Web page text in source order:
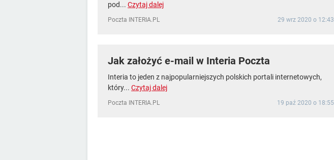
pod... Czytaj dalej
Poczta INTERIA.PL 29 wrz 2020 o 12:43
Jak założyć e-mail w Interia Poczta
Interia to jeden z najpopularniejszych polskich portali internetowych,
który... Czytaj dalej
Poczta INTERIA.PL 19 paź 2020 o 18:55